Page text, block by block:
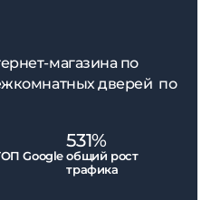
магазина по
дверей по
Google
531%
общий рост
трафика